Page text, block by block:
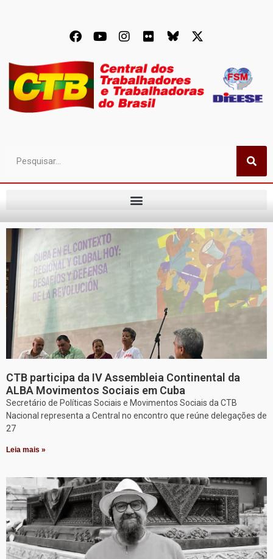
CTB participa da IV Assembleia Continental da
ALBA Movimentos Sociais em Cuba
Secretário de Políticas Sociais e Movimentos Sociais da CTB
Nacional representa a Central no encontro que reúne delegações de
27
Leia mais »